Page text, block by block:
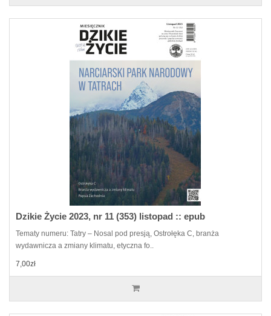
Dzikie Życie 2023, nr 11 (353) listopad :: epub
Tematy numeru: Tatry – Nosal pod presją, Ostrołęka C, branża
wydawnicza a zmiany klimatu, etyczna fo..
7,00zł